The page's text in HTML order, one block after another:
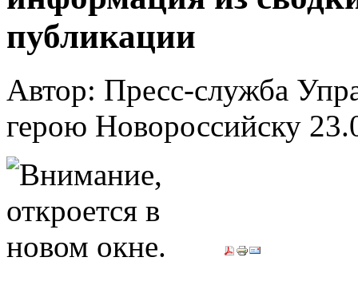
публикации
Автор: Пресс-служба
герою Новороссийску